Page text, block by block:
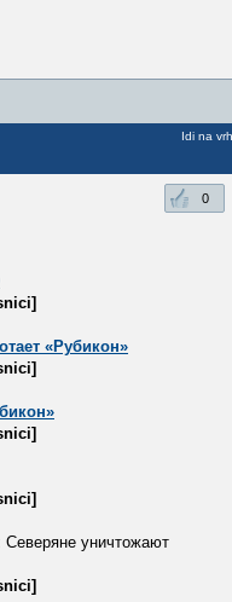
Idi na vrh
0
«Рубикон»
Северяне уничтожают